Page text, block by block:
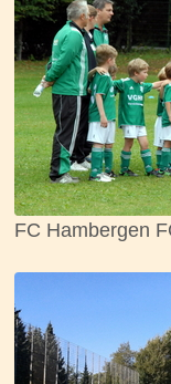
FC Hambergen